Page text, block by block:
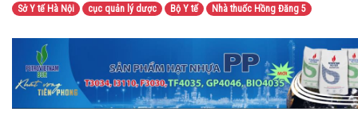
Sở Y tế Hà Nội cục quản lý dược Bộ Y tế Nhà thuốc Hồng Đăng 5